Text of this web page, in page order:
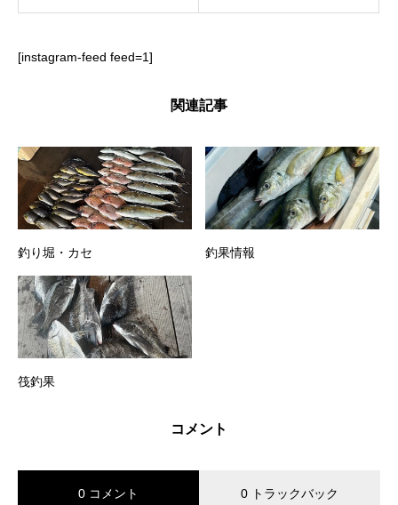
[instagram-feed feed=1]
関連記事
釣り堀・カセ 釣果情報
筏釣果
コメント
0 コメント 0 トラックバック